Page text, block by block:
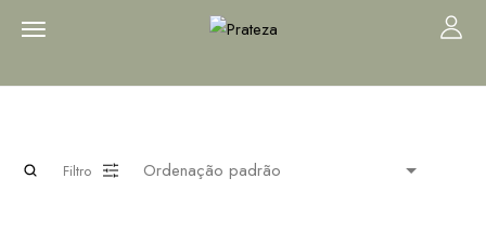
Filtro